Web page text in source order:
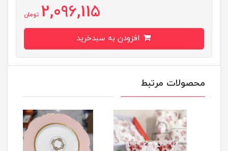
2,096,115 تومان
محصولات مرتبط